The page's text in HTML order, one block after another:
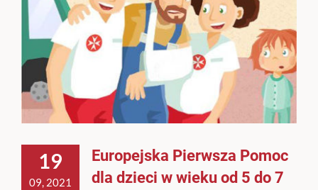
19
09, 2021
Europejska Pierwsza Pomoc
dla dzieci w wieku od 5 do 7